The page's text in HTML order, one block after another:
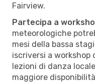
Fairview.
Partecipa a
meteorologiche
mesi della bassa
iscriversi a workshop
lezioni di danza
maggiore